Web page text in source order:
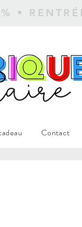
•
Contact